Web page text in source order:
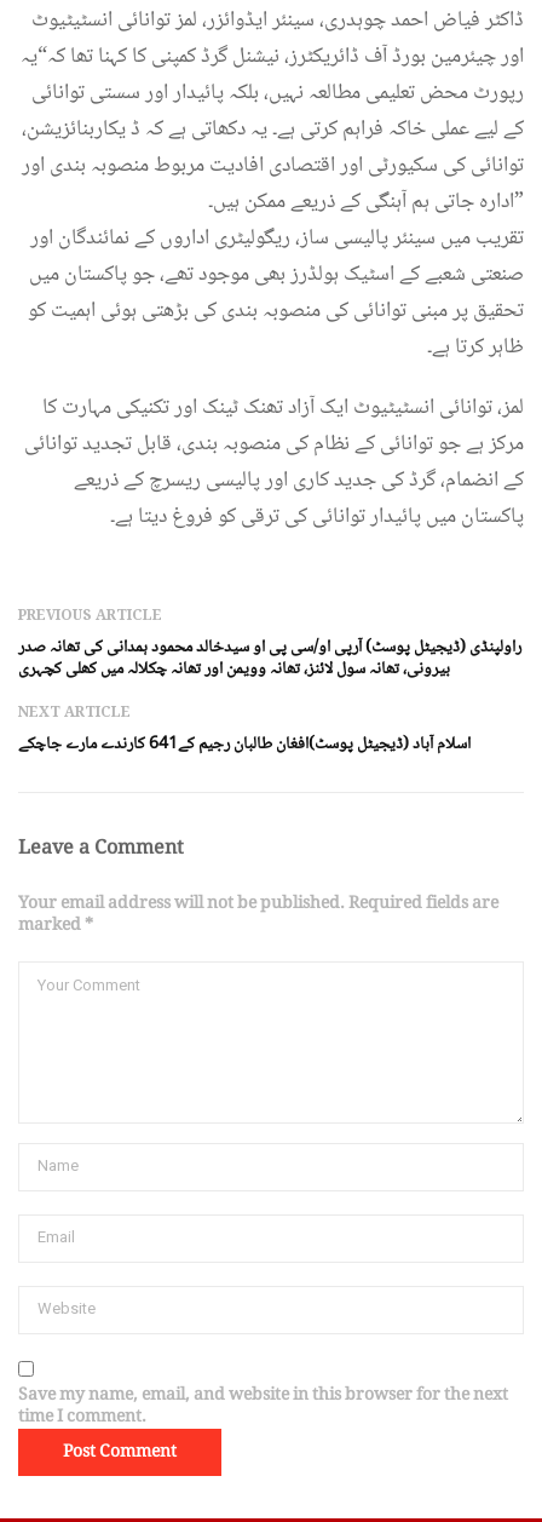
ڈاکٹر فیاض احمد چوہدری، سینئر ایڈوائزر، لمز توانائی انسٹیٹیوٹ
اور چیئرمین بورڈ آف ڈائریکٹرز، نیشنل گرڈ کمپنی کا کہنا تھا کہ“یہ
رپورٹ محض تعلیمی مطالعہ نہیں، بلکہ پائیدار اور سستی توانائی
کے لیے عملی خاکہ فراہم کرتی ہے۔ یہ دکھاتی ہے کہ ڈ یکاربنائزیشن،
توانائی کی سکیورٹی اور اقتصادی افادیت مربوط منصوبہ بندی اور
ادارہ جاتی ہم آہنگی کے ذریعے ممکن ہیں۔”
تقریب میں سینئر پالیسی ساز، ریگولیٹری اداروں کے نمائندگان اور
صنعتی شعبے کے اسٹیک ہولڈرز بھی موجود تھے، جو پاکستان میں
تحقیق پر مبنی توانائی کی منصوبہ بندی کی بڑھتی ہوئی اہمیت کو
ظاہر کرتا ہے۔
لمز، توانائی انسٹیٹیوٹ ایک آزاد تھنک ٹینک اور تکنیکی مہارت کا
مرکز ہے جو توانائی کے نظام کی منصوبہ بندی، قابل تجدید توانائی
کے انضمام، گرڈ کی جدید کاری اور پالیسی ریسرچ کے ذریعے
پاکستان میں پائیدار توانائی کی ترقی کو فروغ دیتا ہے۔
PREVIOUS ARTICLE
راولپنڈی (ڈیجیٹل پوسٹ) آرپی او/سی پی او سیدخالد محمود ہمدانی کی تھانہ صدر
بیرونی، تھانہ سول لائنز، تھانہ وویمن اور تھانہ چکلالہ میں کھلی کچہری
NEXT ARTICLE
اسلام آباد (ڈیجیٹل پوسٹ)افغان طالبان رجیم کے641 کارندے مارے جاچکے
Leave a Comment
Your email address will not be published. Required fields are
marked *
Save my name, email, and website in this browser for the next
time I comment.